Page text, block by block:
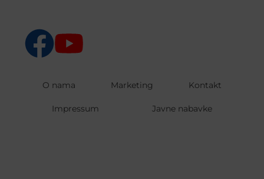
O nama Marketing Kontakt
Impressum Javne nabavke